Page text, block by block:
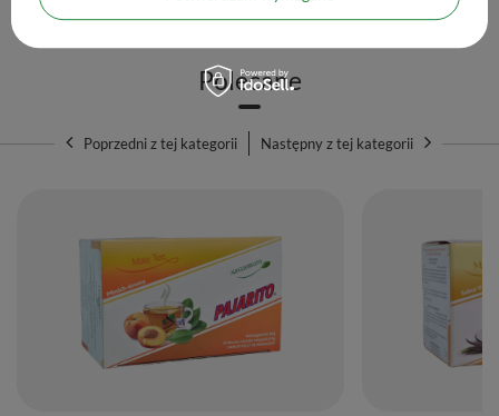
Polecane
Poprzedni z tej kategorii Następny z tej kategorii